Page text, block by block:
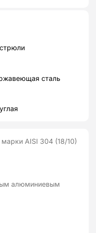
сталь
AISI 304 (18/10)
алюминиевым